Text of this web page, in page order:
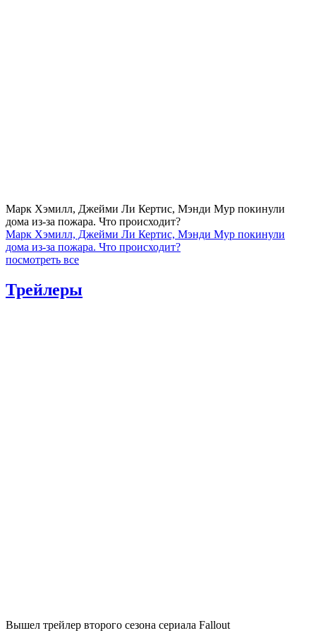
Марк Хэмилл, Джейми Ли Кертис, Мэнди Мур покинули
дома из-за пожара. Что происходит?
Марк Хэмилл, Джейми Ли Кертис, Мэнди Мур покинули
дома из-за пожара. Что происходит?
посмотреть все
Трейлеры
Вышел трейлер второго сезона сериала Fallout